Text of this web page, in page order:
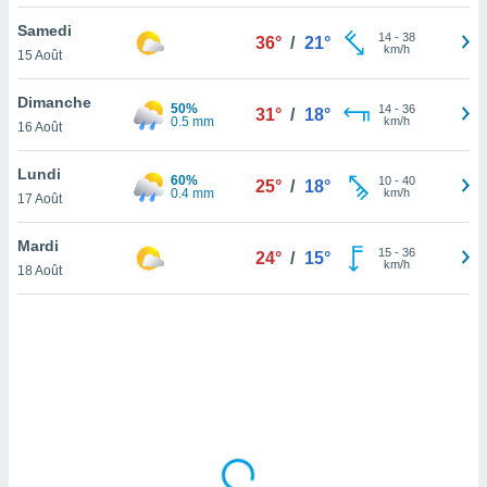
votre
à
en
le
Samedi
15 Août
36° / 21° 14- 38
km/h
Dimanche
16 Août
50%
0.5 mm
31° / 18° 14- 36
km/h
Lundi
17 Août
60%
0.4 mm
25° / 18° 10- 40
km/h
Mardi
18 Août
24° / 15° 15- 36
km/h